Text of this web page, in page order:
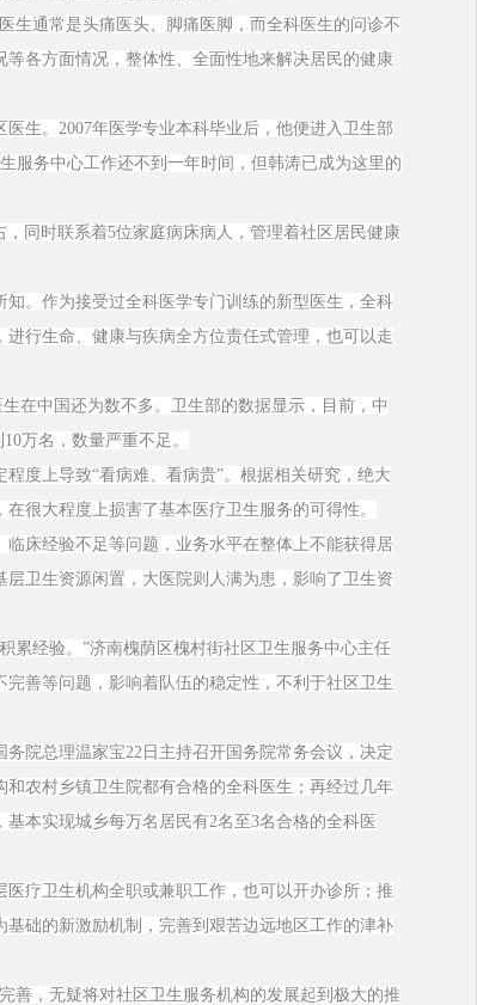
通常是头痛医头、脚痛医脚，而全科医生的问诊不
各方面情况，整体性、全面性地来解决居民的健康
生。2007年医学专业本科毕业后，他便进入卫生部
服务中心工作还不到一年时间，但韩涛已成为这里的
同时联系着5位家庭病床病人，管理着社区居民健康
。作为接受过全科医学专门训练的新型医生，全科
行生命、健康与疾病全方位责任式管理，也可以走
在中国还为数不多。卫生部的数据显示，目前，中
万名，数量严重不足。
上导致“看病难、看病贵”。根据相关研究，绝大
很大程度上损害了基本医疗卫生服务的可得性。
床经验不足等问题，业务水平在整体上不能获得居
卫生资源闲置，大医院则人满为患，影响了卫生资
经验。”济南槐荫区槐村街社区卫生服务中心主任
善等问题，影响着队伍的稳定性，不利于社区卫生
院总理温家宝22日主持召开国务院常务会议，决定
农村乡镇卫生院都有合格的全科医生；再经过几年
本实现城乡每万名居民有2名至3名合格的全科医
疗卫生机构全职或兼职工作，也可以开办诊所；推
础的新激励机制，完善到艰苦边远地区工作的津补
，无疑将对社区卫生服务机构的发展起到极大的推